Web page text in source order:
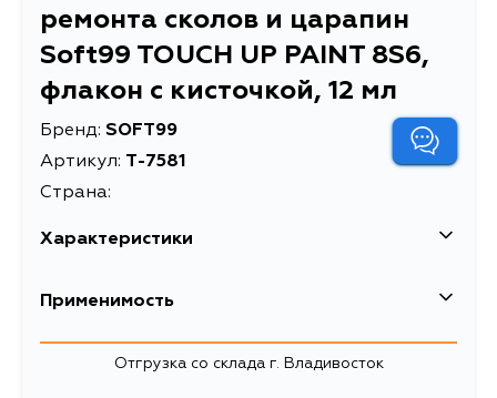
ремонта сколов и царапин
Soft99 TOUCH UP PAINT 8S6,
флакон с кисточкой, 12 мл
Бренд: SOFT99
Артикул: T-7581
Страна:
Характеристики
EAN-13 4975759175810
Описание
царапин Soft99 TOUCH UP PAINT
Применимость
Отгрузка со склада г. Владивосток